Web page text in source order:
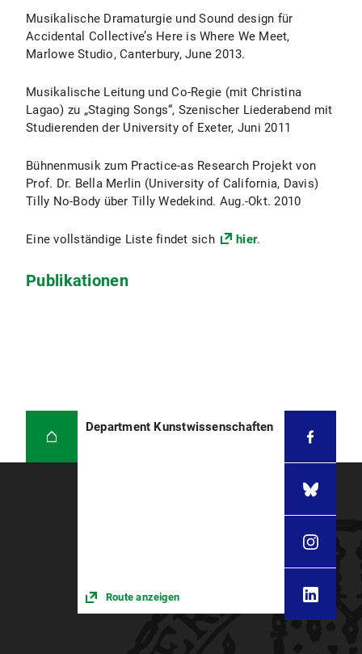
Musikalische Dramaturgie und Sound design für
Accidental Collective’s Here is Where We Meet,
Marlowe Studio, Canterbury, June 2013.
Musikalische Leitung und Co-Regie (mit Christina
Lagao) zu „Staging Songs“, Szenischer Liederabend mit
Studierenden der University of Exeter, Juni 2011
Bühnenmusik zum Practice-as Research Projekt von
Prof. Dr. Bella Merlin (University of California, Davis)
Tilly No-Body über Tilly Wedekind. Aug.-Okt. 2010
Eine vollständige Liste findet sich hier.
Publikationen
Department Kunstwissenschaften
Route anzeigen